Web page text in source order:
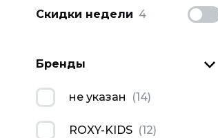
Скидки недели 4
Бренды
не указан (14)
ROXY-KIDS (12)